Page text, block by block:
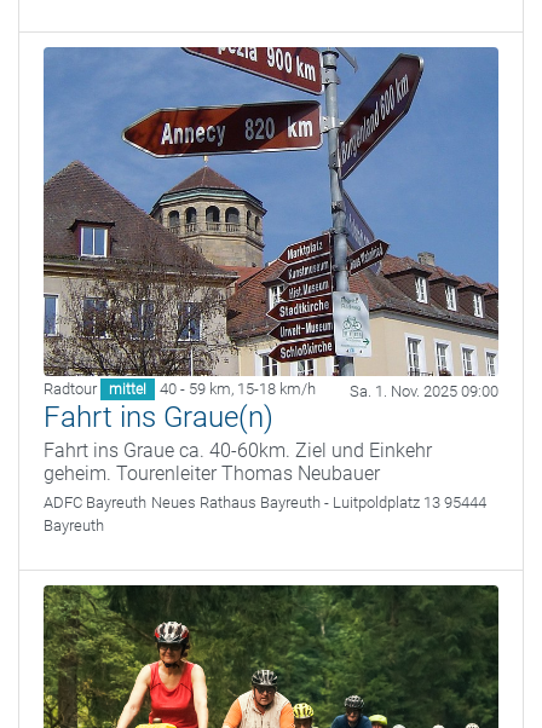
Radtour mittel 40 - 59 km, 15-18 km/h Sa. 1. Nov. 2025 09:00
Fahrt ins Graue(n)
Fahrt ins Graue ca. 40-60km. Ziel und Einkehr
geheim. Tourenleiter Thomas Neubauer
ADFC Bayreuth Neues Rathaus Bayreuth - Luitpoldplatz 13 95444
Bayreuth